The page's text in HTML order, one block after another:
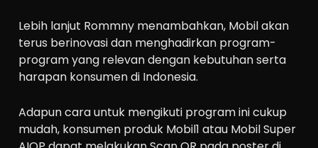
Lebih lanjut Rommny menambahkan, Mobil akan
terus berinovasi dan menghadirkan program-
program yang relevan dengan kebutuhan serta
harapan konsumen di Indonesia.
Adapun cara untuk mengikuti program ini cukup
mudah, konsumen produk Mobil1 atau Mobil Super